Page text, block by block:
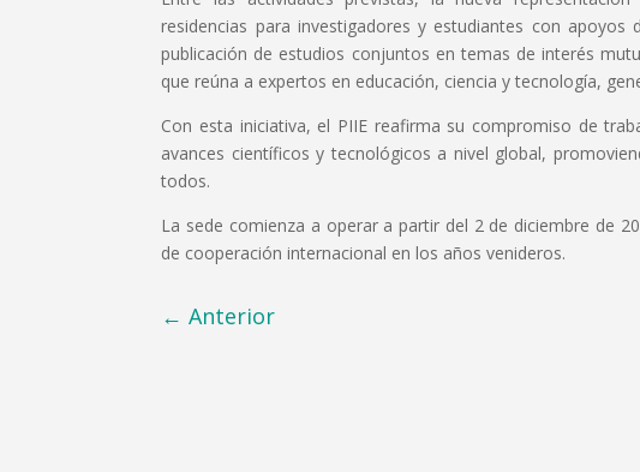
residencias para investigadores y estudiantes con
publicación de estudios conjuntos en temas de interés
que reúna a expertos en educación, ciencia y tecnología,
Con esta iniciativa, el PIIE reafirma su compromiso de
avances científicos y tecnológicos a nivel global,
todos.
La sede comienza a operar a partir del 2 de diciembre de
de cooperación internacional en los años venideros.
←Anterior